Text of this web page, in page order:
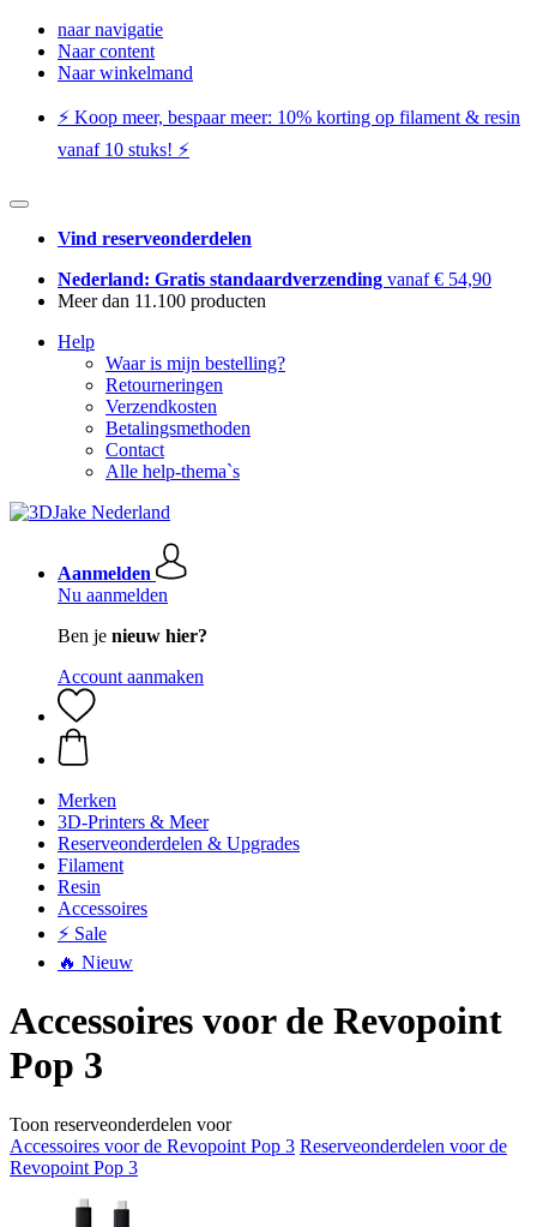
naar navigatie
Naar content
Naar winkelmand
⚡️ Koop meer, bespaar meer: ​​10% korting op filament & resin
vanaf 10 stuks! ⚡️
Vind reserveonderdelen
Nederland: Gratis standaardverzending vanaf € 54,90
Meer dan 11.100 producten
Help
Waar is mijn bestelling?
Retourneringen
Verzendkosten
Betalingsmethoden
Contact
Alle help-thema`s
Aanmelden
Nu aanmelden
Ben je nieuw hier?
Account aanmaken
Merken
3D-Printers & Meer
Reserveonderdelen & Upgrades
Filament
Resin
Accessoires
⚡ Sale
🔥 Nieuw
Accessoires voor de Revopoint
Pop 3
Toon reserveonderdelen voor
Accessoires voor de Revopoint Pop 3 Reserveonderdelen voor de
Revopoint Pop 3